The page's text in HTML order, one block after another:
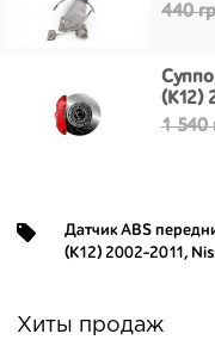
440
(K12)
1 540
Датчик ABS
(K12) 2002-2011,
Хиты продаж